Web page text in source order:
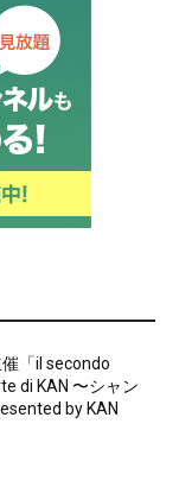
「il secondo
di KAN 〜シャン
by KAN